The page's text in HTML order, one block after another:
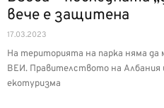
вече е защитена
17.03.2023
На територията на парка няма да
ВЕИ. Правителството на Албания
екотуризма